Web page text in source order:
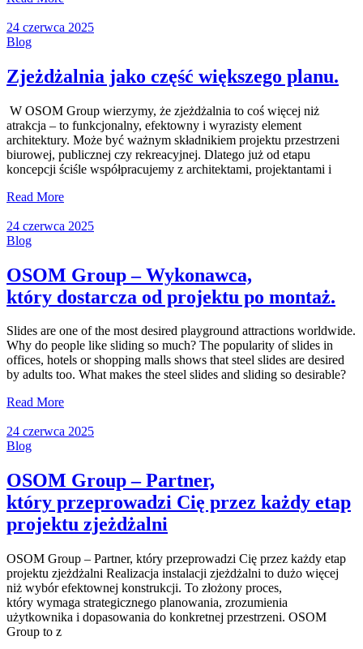
24 czerwca 2025
Blog
Zjeżdżalnia jako część większego planu.
W OSOM Group wierzymy, że zjeżdżalnia to coś więcej niż
atrakcja – to funkcjonalny, efektowny i wyrazisty element
architektury. Może być ważnym składnikiem projektu przestrzeni
biurowej, publicznej czy rekreacyjnej. Dlatego już od etapu
koncepcji ściśle współpracujemy z architektami, projektantami i
Read More
24 czerwca 2025
Blog
OSOM Group – Wykonawca,
który dostarcza od projektu po montaż.
Slides are one of the most desired playground attractions worldwide.
Why do people like sliding so much? The popularity of slides in
offices, hotels or shopping malls shows that steel slides are desired
by adults too. What makes the steel slides and sliding so desirable?
Read More
24 czerwca 2025
Blog
OSOM Group – Partner,
który przeprowadzi Cię przez każdy etap
projektu zjeżdżalni
OSOM Group – Partner, który przeprowadzi Cię przez każdy etap
projektu zjeżdżalni Realizacja instalacji zjeżdżalni to dużo więcej
niż wybór efektownej konstrukcji. To złożony proces,
który wymaga strategicznego planowania, zrozumienia
użytkownika i dopasowania do konkretnej przestrzeni. OSOM
Group to z